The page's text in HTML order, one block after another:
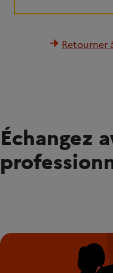
Retourner
Échangez